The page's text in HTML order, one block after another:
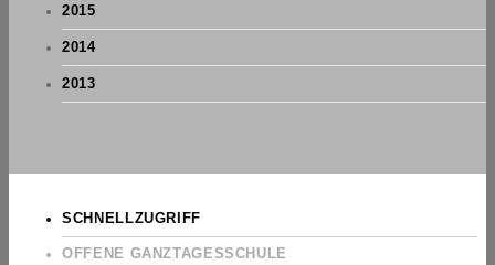
2015
2014
2013
SCHNELLZUGRIFF
OFFENE GANZTAGESSCHULE